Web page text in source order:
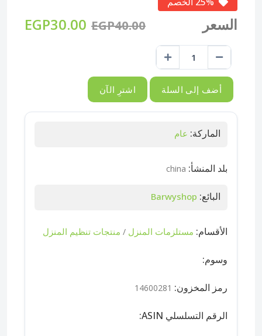
السعر EGP40.00
EGP30.00
أضف إلى السلة اشترِ الآن
الماركة: عام
بلد المنشأ: china
البائع: Barwyshop
الأقسام: مستلزمات المنزل / منتجات تنظيم المنزل
وسوم:
رمز المخزون: 14600281
الرقم التسلسلي ASIN: